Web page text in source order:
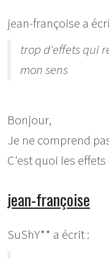
jean-françoise a
trop d'effets qui
mon sens
Bonjour,
Je ne comprend
C'est quoi les effets
jean-françoise
SuShY** a écrit :